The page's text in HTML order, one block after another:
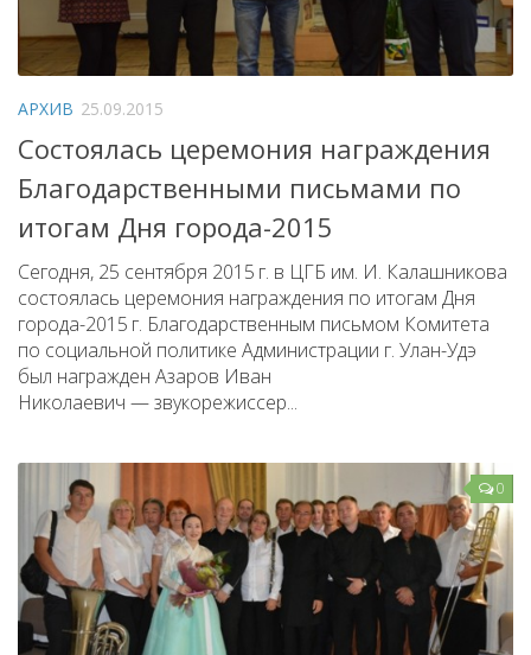
Творческие коллективы и артисты
Забайкальский народный хор «Семейские янтари»
Группа «Лаккитон»
Валико Гаспарян
Ирина Шагдурова
Анна Комолова
Сергей Плотников
Интернет-приемная
Купить Билеты
АРХИВ 25.09.2015
Состоялась церемония награждения
Благодарственными письмами по
итогам Дня города-2015
Сегодня, 25 сентября 2015 г. в ЦГБ им. И. Калашникова
состоялась церемония награждения по итогам Дня
города-2015 г. Благодарственным письмом Комитета
по социальной политике Администрации г. Улан-Удэ
был награжден Азаров Иван
Николаевич — звукорежиссер...
0